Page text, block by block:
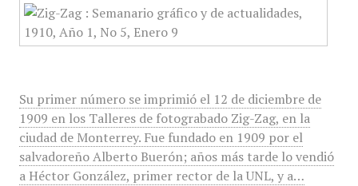
Su primer número se imprimió el 12 de diciembre de
1909 en los Talleres de fotograbado Zig-Zag, en la
ciudad de Monterrey. Fue fundado en 1909 por el
salvadoreño Alberto Buerón; años más tarde lo vendió
a Héctor González, primer rector de la UNL, y a…